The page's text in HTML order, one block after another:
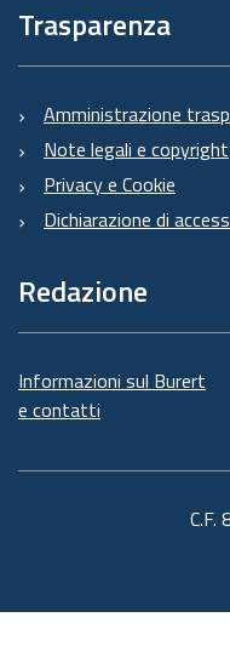
Trasparenza
Amministrazione
Note legali e copyright
Privacy e Cookie
Dichiarazione di
Redazione
Informazioni sul Burert
e contatti
C.F.